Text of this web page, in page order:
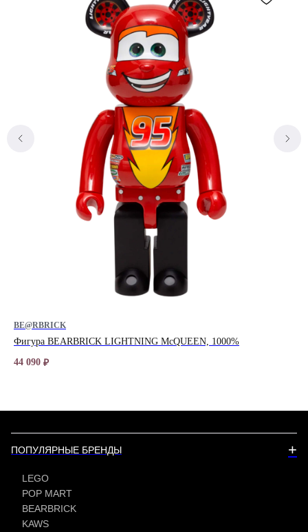
Фигура BEARBRICK LIGHTNING McQUEEN, 1000%
BE@RBRICK
44 090 ₽
ПОПУЛЯРНЫЕ БРЕНДЫ +
LEGO
POP MART
BEARBRICK
KAWS